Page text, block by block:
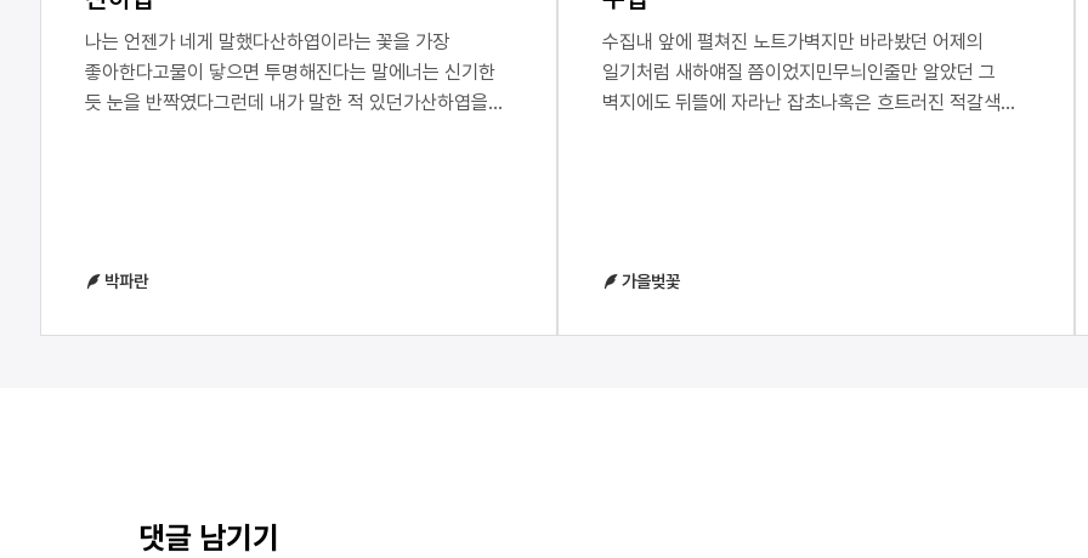
나는 언젠가 네게 말했다산하엽이라는 꽃을 가장
좋아한다고물이 닿으면 투명해진다는 말에너는 신기한
듯 눈을 반짝였다그런데 내가 말한 적 있던가산하엽을
박파란
수집내 앞에 펼쳐진 노트가벽지만 바라봤던 어제의
일기처럼 새하얘질 쯤이었지민무늬인줄만 알았던 그
벽지에도 뒤뜰에 자라난 잡초나혹은 흐트러진 적갈색
않은 입은 말라가고창에 부딪히는 분수의 하늘색 선율과
가을벚꽃
댓글 남기기